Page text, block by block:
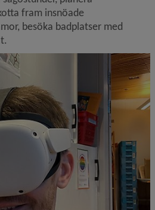
fram insnöade
besöka badplatser med